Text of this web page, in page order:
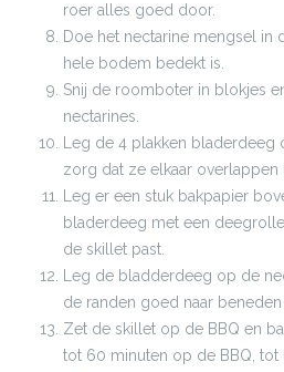
roer alles goed door.
Doe het nectarine mengsel in
hele bodem bedekt is.
Snij de roomboter in blokjes
nectarines.
Leg de 4 plakken bladerdeeg
zorg dat ze elkaar overlappen
Leg er een stuk bakpapier
bladerdeeg met een
de skillet past.
Leg de bladderdeeg op de
de randen goed naar beneden
Zet de skillet op de BBQ en
tot 60 minuten op de BBQ,